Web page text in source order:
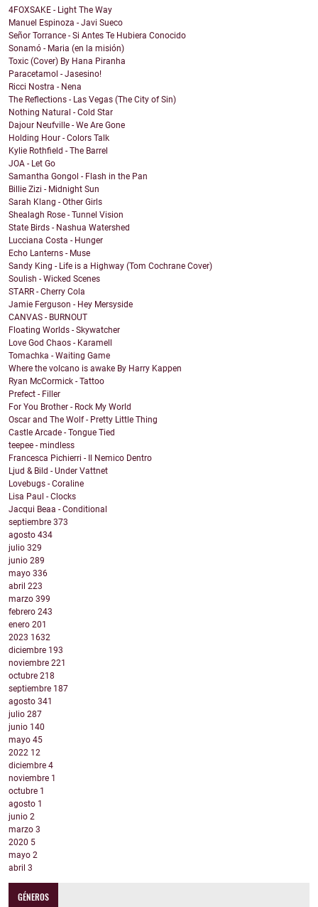
4FOXSAKE - Light The Way
Manuel Espinoza - Javi Sueco
Señor Torrance - Si Antes Te Hubiera Conocido
Sonamó - Maria (en la misión)
Toxic (Cover) By Hana Piranha
Paracetamol - Jasesino!
Ricci Nostra - Nena
The Reflections - Las Vegas (The City of Sin)
Nothing Natural - Cold Star
Dajour Neufville - We Are Gone
Holding Hour - Colors Talk
Kylie Rothfield - The Barrel
JOA - Let Go
Samantha Gongol - Flash in the Pan
Billie Zizi - Midnight Sun
Sarah Klang - Other Girls
Shealagh Rose - Tunnel Vision
State Birds - Nashua Watershed
Lucciana Costa - Hunger
Echo Lanterns - Muse
Sandy King - Life is a Highway (Tom Cochrane Cover)
Soulish - Wicked Scenes
STARR - Cherry Cola
Jamie Ferguson - Hey Mersyside
CANVAS - BURNOUT
Floating Worlds - Skywatcher
Love God Chaos - Karamell
Tomachka - Waiting Game
Where the volcano is awake By Harry Kappen
Ryan McCormick - Tattoo
Prefect - Filler
For You Brother - Rock My World
Oscar and The Wolf - Pretty Little Thing
Castle Arcade - Tongue Tied
teepee - mindless
Francesca Pichierri - Il Nemico Dentro
Ljud & Bild - Under Vattnet
Lovebugs - Coraline
Lisa Paul - Clocks
Jacqui Beaa - Conditional
septiembre 373
agosto 434
julio 329
junio 289
mayo 336
abril 223
marzo 399
febrero 243
enero 201
2023 1632
diciembre 193
noviembre 221
octubre 218
septiembre 187
agosto 341
julio 287
junio 140
mayo 45
2022 12
diciembre 4
noviembre 1
octubre 1
agosto 1
junio 2
marzo 3
2020 5
mayo 2
abril 3
GÉNEROS